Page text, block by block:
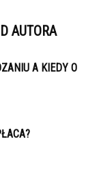
AUTORA
A KIEDY O